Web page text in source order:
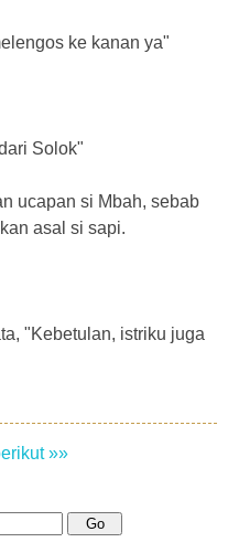
ke kanan ya"
Solok"
ucapan si Mbah, sebab
asal si sapi.
"Kebetulan, istriku juga
»»